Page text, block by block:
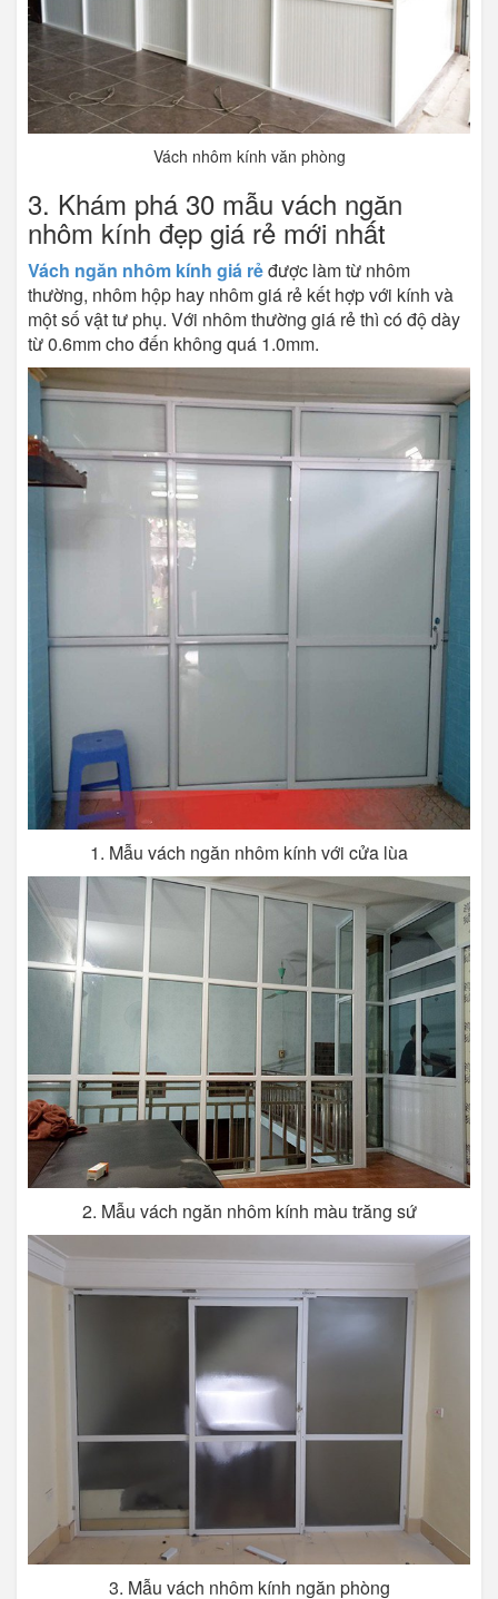
Vách nhôm kính văn phòng
3. Khám phá 30 mẫu vách ngăn
nhôm kính đẹp giá rẻ mới nhất
Vách ngăn nhôm kính giá rẻđược làm từ nhôm
thường, nhôm hộp hay nhôm giá rẻ kết hợp với kính và
một số vật tư phụ. Với nhôm thường giá rẻ thì có độ dày
từ 0.6mm cho đến không quá 1.0mm.
1. Mẫu vách ngăn nhôm kính với cửa lùa
2. Mẫu vách ngăn nhôm kính màu trăng sứ
3. Mẫu vách nhôm kính ngăn phòng